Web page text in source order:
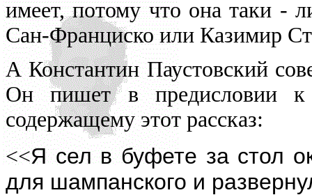
имеет, потому что она таки -
Сан-Франциско или Казимир
А Константин Паустовский
Он пишет в предисловии к
содержащему этот рассказ:
<<Я сел в буфете за стол
для шампанского и